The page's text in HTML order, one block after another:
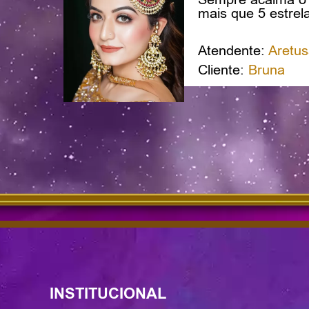
mais que 5
Atendente:
Cliente: Bruna
INSTITUCIONAL